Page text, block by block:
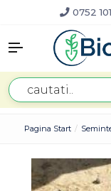
0752
Pagina Start